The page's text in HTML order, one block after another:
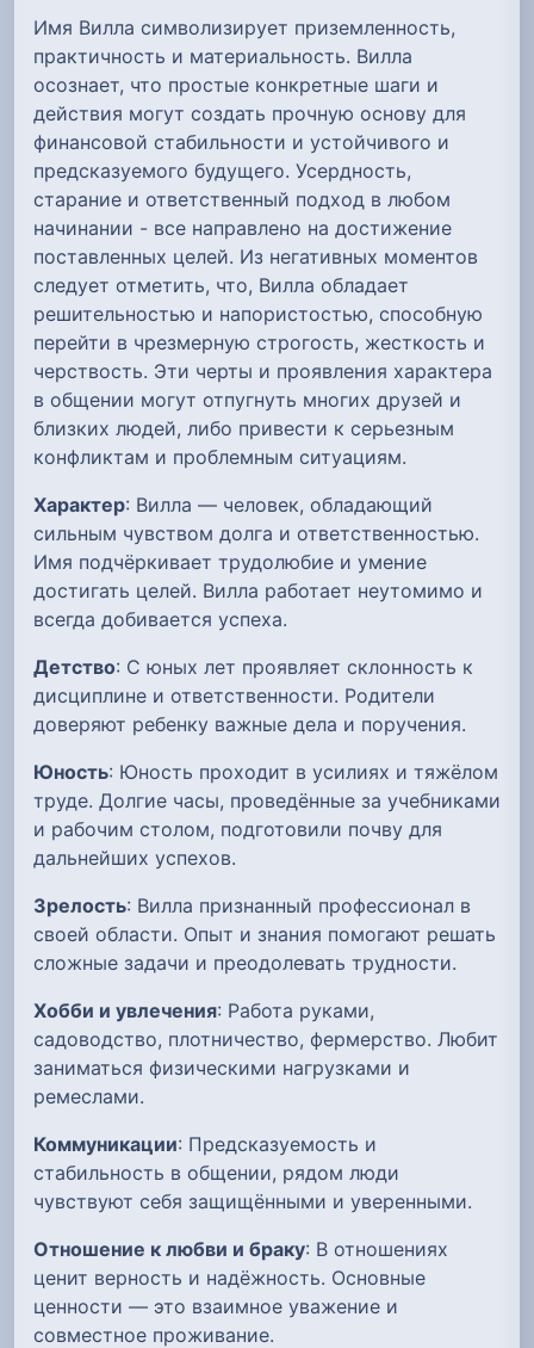
Имя Вилла символизирует приземленность,
практичность и материальность. Вилла
осознает, что простые конкретные шаги и
действия могут создать прочную основу для
финансовой стабильности и устойчивого и
предсказуемого будущего. Усердность,
старание и ответственный подход в любом
начинании - все направлено на достижение
поставленных целей. Из негативных моментов
следует отметить, что, Вилла обладает
решительностью и напористостью, способную
перейти в чрезмерную строгость, жесткость и
черствость. Эти черты и проявления характера
в общении могут отпугнуть многих друзей и
близких людей, либо привести к серьезным
конфликтам и проблемным ситуациям.
Характер: Вилла — человек, обладающий
сильным чувством долга и ответственностью.
Имя подчёркивает трудолюбие и умение
достигать целей. Вилла работает неутомимо и
всегда добивается успеха.
Детство: С юных лет проявляет склонность к
дисциплине и ответственности. Родители
доверяют ребенку важные дела и поручения.
Юность: Юность проходит в усилиях и тяжёлом
труде. Долгие часы, проведённые за учебниками
и рабочим столом, подготовили почву для
дальнейших успехов.
Зрелость: Вилла признанный профессионал в
своей области. Опыт и знания помогают решать
сложные задачи и преодолевать трудности.
Хобби и увлечения: Работа руками,
садоводство, плотничество, фермерство. Любит
заниматься физическими нагрузками и
ремеслами.
Коммуникации: Предсказуемость и
стабильность в общении, рядом люди
чувствуют себя защищёнными и уверенными.
Отношение к любви и браку: В отношениях
ценит верность и надёжность. Основные
ценности — это взаимное уважение и
совместное проживание.